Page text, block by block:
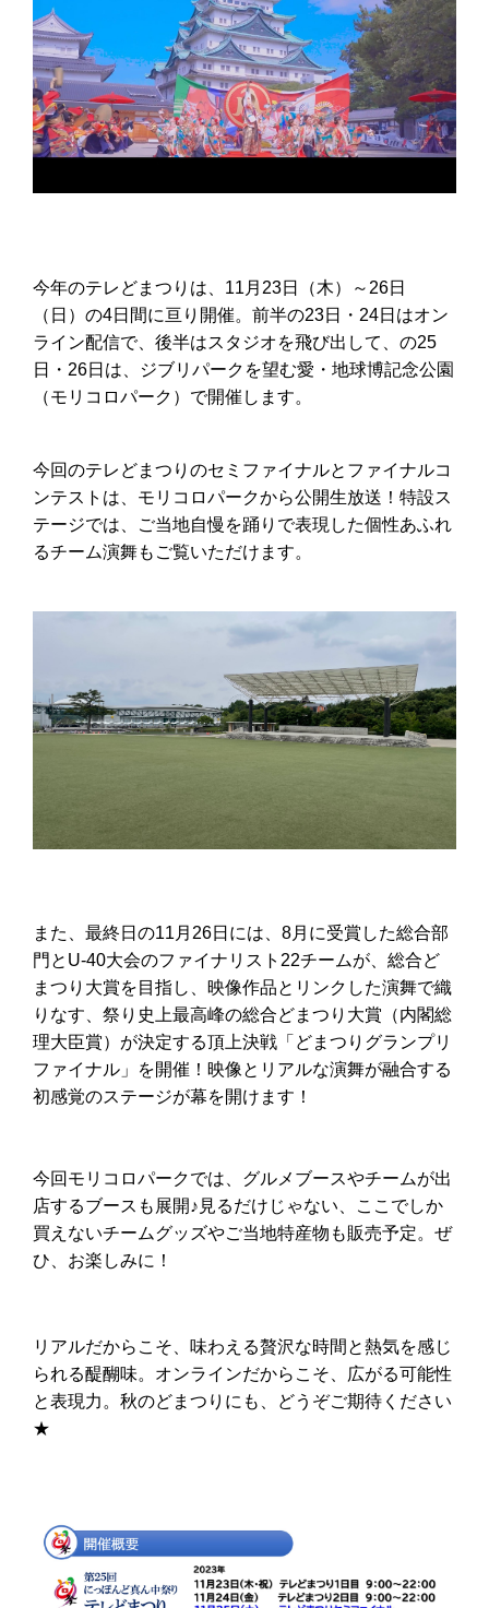
今年のテレどまつりは、11月23日（木）～26日
（日）の4日間に亘り開催。前半の23日・24日はオン
ライン配信で、後半はスタジオを飛び出して、の25
日・26日は、ジブリパークを望む愛・地球博記念公園
（モリコロパーク）で開催します。
今回のテレどまつりのセミファイナルとファイナルコ
ンテストは、モリコロパークから公開生放送！特設ス
テージでは、ご当地自慢を踊りで表現した個性あふれ
るチーム演舞もご覧いただけます。
また、最終日の11月26日には、8月に受賞した総合部
門とU-40大会のファイナリスト22チームが、総合ど
まつり大賞を目指し、映像作品とリンクした演舞で織
りなす、祭り史上最高峰の総合どまつり大賞（内閣総
理大臣賞）が決定する頂上決戦「どまつりグランプリ
ファイナル」を開催！映像とリアルな演舞が融合する
初感覚のステージが幕を開けます！
今回モリコロパークでは、グルメブースやチームが出
店するブースも展開♪見るだけじゃない、ここでしか
買えないチームグッズやご当地特産物も販売予定。ぜ
ひ、お楽しみに！
リアルだからこそ、味わえる贅沢な時間と熱気を感じ
られる醍醐味。オンラインだからこそ、広がる可能性
と表現力。 秋のどまつりにも、どうぞご期待ください
★